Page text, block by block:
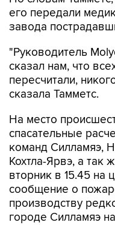
его передали
завода
"Руководитель
сказал нам, что
пересчитали,
сказала Тамметс.
На место
спасательные
команд Силламяэ,
Кохтла-Ярвэ, а так
вторник в 15.45 на
сообщение о
производству
городе Силламяэ